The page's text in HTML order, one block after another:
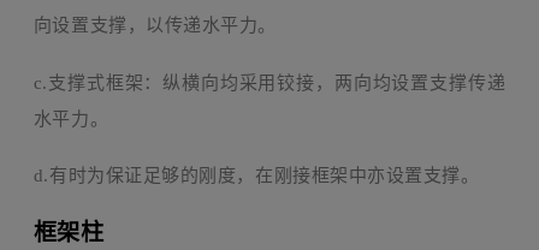
向设置支撑，以传递水平力。
c.支撑式框架：纵横向均采用铰接，两向均设置支撑传递
水平力。
d.有时为保证足够的刚度，在刚接框架中亦设置支撑。
框架柱